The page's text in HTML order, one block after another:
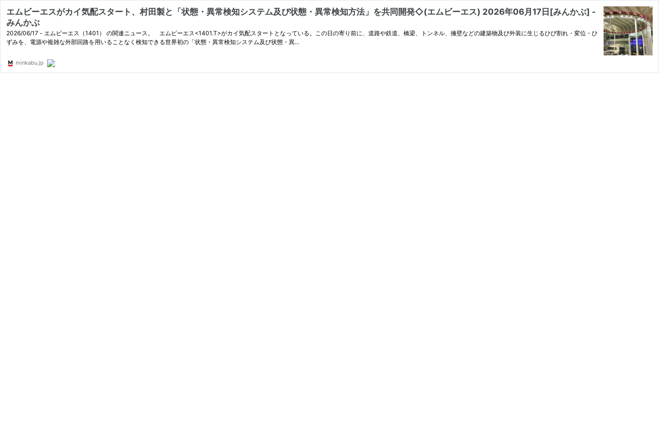
エムビーエスがカイ気配スタート、村田製と「状態・異常検知システム及び状態・異常検知方法」を共同開発◇(エムビーエス) 2026年06月17日[みんかぶ] -
みんかぶ
2026/06/17 - エムビーエス（1401） の関連ニュース。 エムビーエス<1401.T>がカイ気配スタートとなっている。この日の寄り前に、道路や鉄道、橋梁、トンネル、擁壁などの建築物及び外装に生じるひび割れ・変位・ひ
ずみを、電源や複雑な外部回路を用いることなく検知できる世界初の「状態・異常検知システム及び状態・異…
minkabu.jp